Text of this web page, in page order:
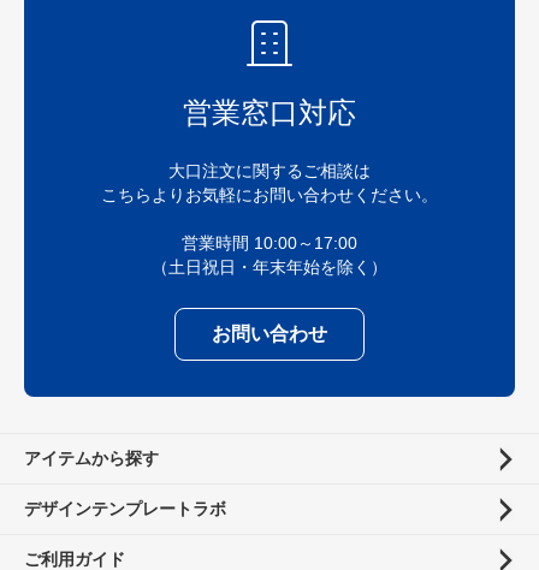
営業窓口対応
大口注文に関するご相談は
こちらよりお気軽にお問い合わせください。
営業時間 10:00～17:00
（土日祝日・年末年始を除く）
お問い合わせ
アイテムから探す
デザインテンプレートラボ
ご利用ガイド